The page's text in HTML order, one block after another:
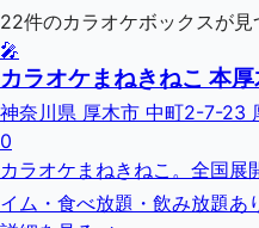
22件のカラオケボックスが見
🎤
カラオケまねきねこ 本
神奈川県 厚木市 中町2-7-23
0
カラオケまねきねこ。全国展
イム・食べ放題・飲み放題あ